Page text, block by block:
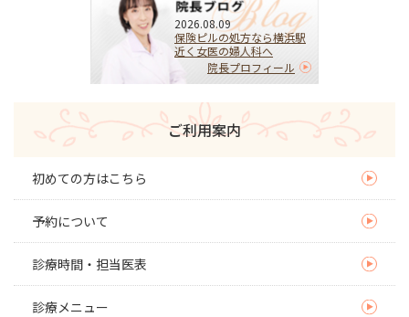
2026.08.09
保険ピルの処方なら横浜駅
近く女医の婦人科へ
院長プロフィール
ご利用案内
初めての方はこちら
予約について
診療時間・担当医表
診療メニュー